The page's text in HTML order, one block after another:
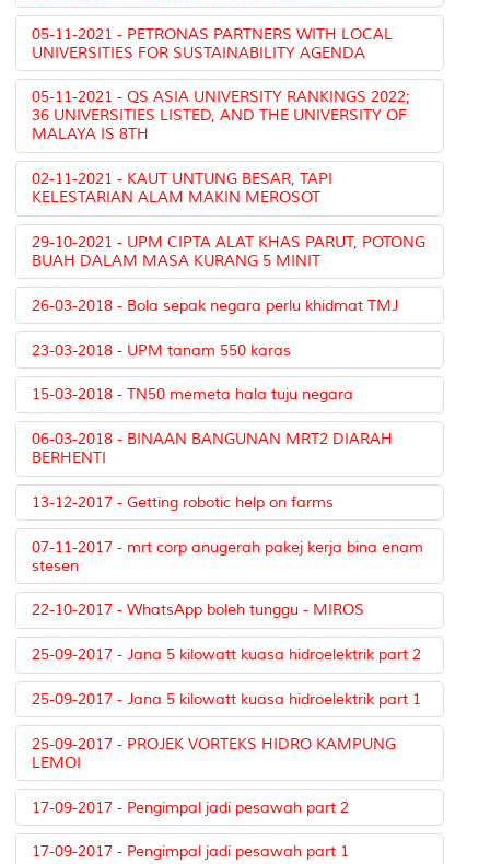
05-11-2021 - PETRONAS PARTNERS WITH LOCAL
UNIVERSITIES FOR SUSTAINABILITY AGENDA
05-11-2021 - QS ASIA UNIVERSITY RANKINGS 2022;
36 UNIVERSITIES LISTED, AND THE UNIVERSITY OF
MALAYA IS 8TH
02-11-2021 - KAUT UNTUNG BESAR, TAPI
KELESTARIAN ALAM MAKIN MEROSOT
29-10-2021 - UPM CIPTA ALAT KHAS PARUT, POTONG
BUAH DALAM MASA KURANG 5 MINIT
26-03-2018 - Bola sepak negara perlu khidmat TMJ
23-03-2018 - UPM tanam 550 karas
15-03-2018 - TN50 memeta hala tuju negara
06-03-2018 - BINAAN BANGUNAN MRT2 DIARAH
BERHENTI
13-12-2017 - Getting robotic help on farms
07-11-2017 - mrt corp anugerah pakej kerja bina enam
stesen
22-10-2017 - WhatsApp boleh tunggu - MIROS
25-09-2017 - Jana 5 kilowatt kuasa hidroelektrik part 2
25-09-2017 - Jana 5 kilowatt kuasa hidroelektrik part 1
25-09-2017 - PROJEK VORTEKS HIDRO KAMPUNG
LEMOI
17-09-2017 - Pengimpal jadi pesawah part 2
17-09-2017 - Pengimpal jadi pesawah part 1